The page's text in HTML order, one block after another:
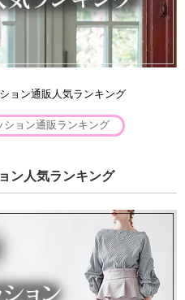
ョン通販人気ランキング
ョン通販ランキング
ン人気ランキング